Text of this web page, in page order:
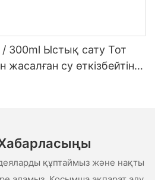
300ml Ыстық сату Тот
жасалған су өткізбейтін
Хабарласыңы
құптаймыз және нақты